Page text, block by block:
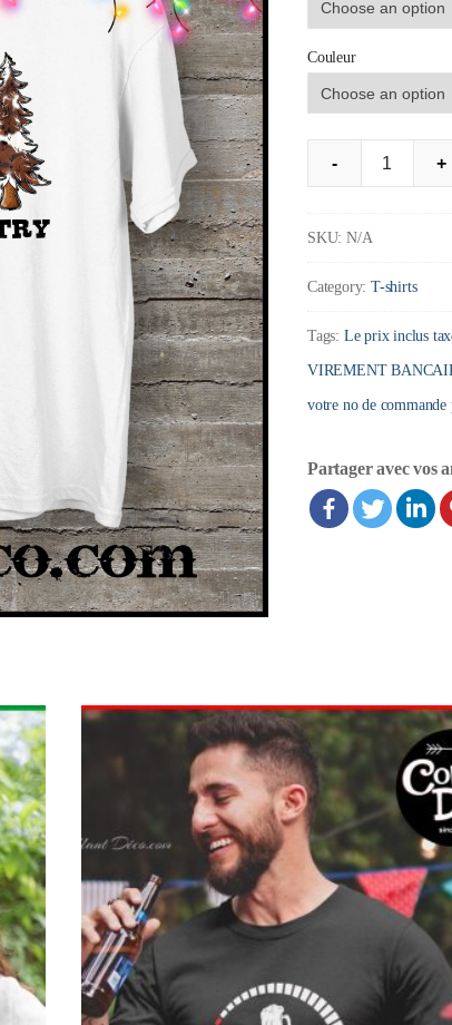
Couleur
Shirt
chapeau
de
cowboy
country
- +
SKU: N/A
Category: T-shirts
Tags: Le prix inclus
VIREMENT
votre no de commande
Partager avec vos